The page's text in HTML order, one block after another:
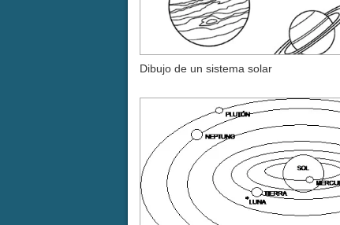
Dibujo de un sistema solar